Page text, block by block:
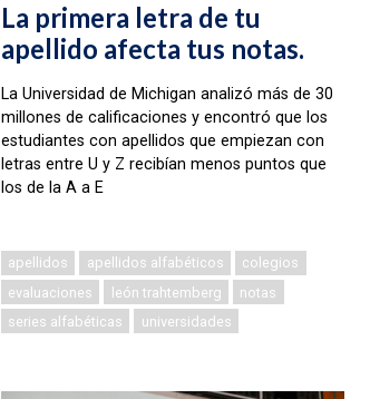
La primera letra de tu
apellido afecta tus notas.
La Universidad de Michigan analizó más de 30
millones de calificaciones y encontró que los
estudiantes con apellidos que empiezan con
letras entre U y Z recibían menos puntos que
los de la A a E
apellidos apellidos alfabéticos
colegios
evaluaciones
león trahtemberg
notas
series alfabéticas
universidades